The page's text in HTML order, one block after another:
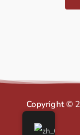
Copyright ©